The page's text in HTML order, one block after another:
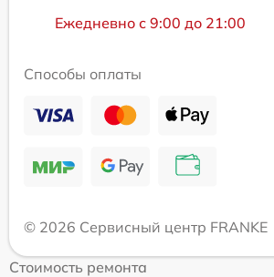
Ежедневно с 9:00 до 21:00
Способы оплаты
© 2026 Сервисный центр FRANKE
Стоимость ремонта